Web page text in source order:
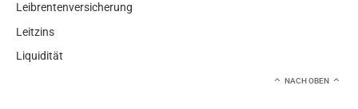
Leibrentenversicherung
Leitzins
Liquidität
NACH OBEN